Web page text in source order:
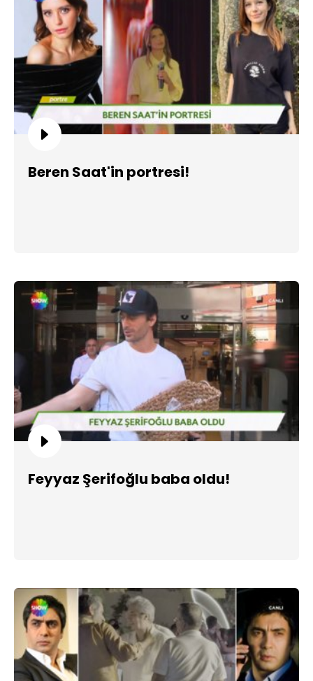
Beren Saat'in portresi!
Feyyaz Şerifoğlu baba oldu!